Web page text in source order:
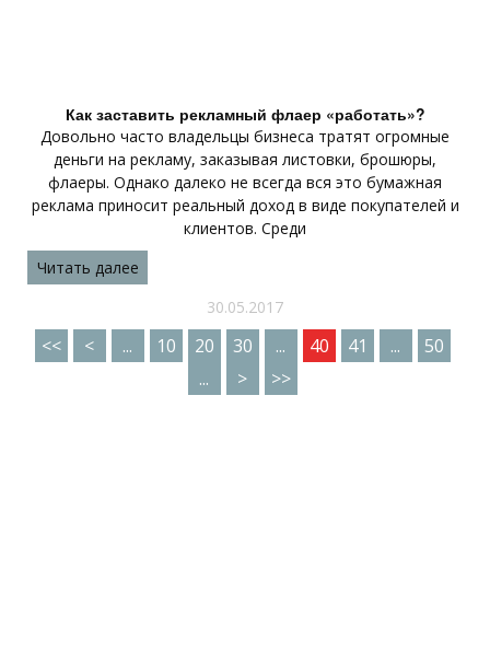
Как заставить рекламный флаер «работать»?
Довольно часто владельцы бизнеса тратят огромные
деньги на рекламу, заказывая листовки, брошюры,
флаеры. Однако далеко не всегда вся это бумажная
реклама приносит реальный доход в виде покупателей и
клиентов. Среди
Читать далее
30.05.2017
<< < ... 10 20 30 ... 40 41 ...
50
...
> >>